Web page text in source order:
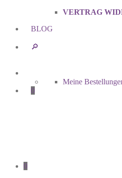
VERTRAG
BLOG
🔎︎
Meine
0
0